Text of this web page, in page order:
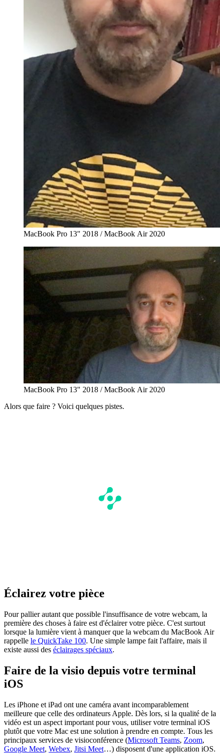
MacBook Pro 13" 2018 / MacBook Air 2020
MacBook Pro 13" 2018 / MacBook Air 2020
Alors que faire ? Voici quelques pistes.
Éclairez votre pièce
Pour pallier autant que possible l'insuffisance de votre webcam, la
première des choses à faire est d'éclairer votre pièce. C'est surtout
lorsque la lumière vient à manquer que la webcam du MacBook Air
rappelle le QuickTake 100. Une simple lampe fait l'affaire, mais il
existe aussi des éclairages spéciaux.
Faire de la visio depuis votre terminal
iOS
Les iPhone et iPad ont une caméra avant incomparablement
meilleure que celle des ordinateurs Apple. Dès lors, si la qualité de la
vidéo est un aspect important pour vous, utiliser votre terminal iOS
plutôt que votre Mac est une solution à prendre en compte. Tous les
principaux services de visioconférence (Microsoft Teams, Zoom,
Google Meet, Webex, Jitsi Meet…) disposent d'une application iOS.